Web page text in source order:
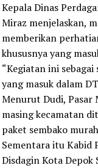
Kepala Dinas
Miraz menjelaskan,
memberikan
khususnya yang
“Kegiatan ini
yang masuk dalam
Menurut Dudi, Pasar
masing kecamatan
paket sembako
Sementara itu Kabid
Disdagin Kota Depok